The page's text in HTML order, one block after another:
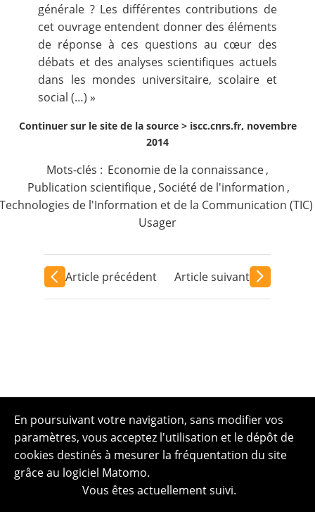
générale ? Les différentes contributions de
cet ouvrage entendent donner des éléments
de réponse à ces questions au cœur des
débats et des analyses scientifiques actuels
dans les mondes universitaire, scolaire et
social (…) »
Continuer sur le site de la source > iscc.cnrs.fr, novembre
2014
Mots-clés : Economie de la connaissance,
Publication scientifique,Société de l'information ,
Technologies de l'Information et de la Communication (TIC)
Usager
Article précédent Article suivant
En poursuivant votre navigation, sans modifier vos
paramètres, vous acceptez l'utilisation et le dépôt de
cookies destinés à mesurer la fréquentation du site
grâce au logiciel Matomo.
Vous êtes actuellement suivi.